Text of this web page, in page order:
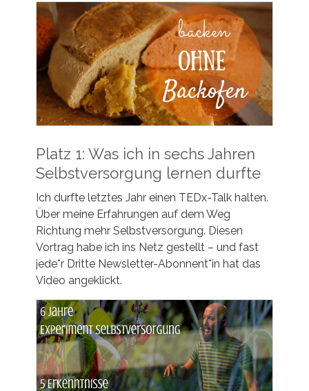
Platz 1: Was ich in sechs Jahren
Selbstversorgung lernen durfte
Ich durfte letztes Jahr einen TEDx-Talk halten.
Über meine Erfahrungen auf dem Weg
Richtung mehr Selbstversorgung. Diesen
Vortrag habe ich ins Netz gestellt – und fast
jede*r Dritte Newsletter-Abonnent*in hat das
Video angeklickt.